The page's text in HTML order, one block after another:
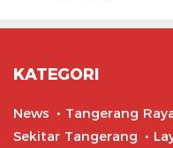
KATEGORI
News Tangerang
Sekitar Tangerang